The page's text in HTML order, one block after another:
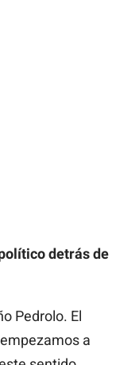
detrás de
Pedrolo. El
a